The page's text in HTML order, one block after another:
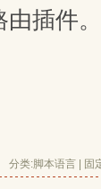
由插件。
分类:脚本语言 固